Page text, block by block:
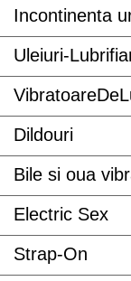
Incontinenta
Uleiuri-
Dildouri
Bile si oua
Electric Sex
Strap-On